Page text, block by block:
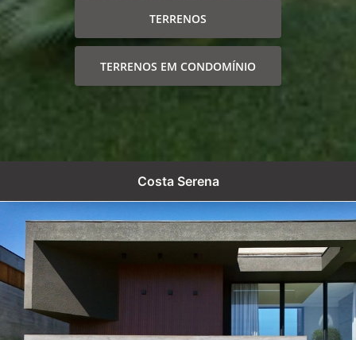
TERRENOS
TERRENOS EM CONDOMÍNIO
Costa Serena